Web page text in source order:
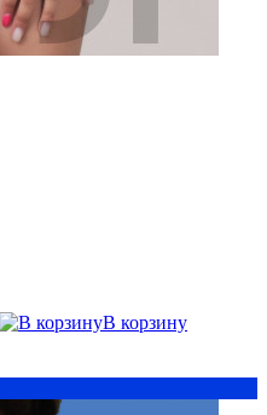
В корзину